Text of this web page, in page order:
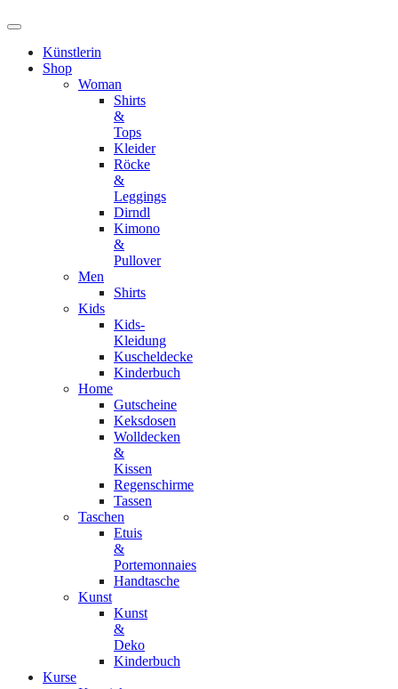
Künstlerin
Shop
Woman
Shirts
&
Tops
Kleider
Röcke
&
Leggings
Dirndl
Kimono
&
Pullover
Men
Shirts
Kids
Kids-
Kleidung
Kuscheldecke
Kinderbuch
Home
Gutscheine
Keksdosen
Wolldecken
&
Kissen
Regenschirme
Tassen
Taschen
Etuis
&
Portemonnaies
Handtasche
Kunst
Kunst
&
Deko
Kinderbuch
Kurse